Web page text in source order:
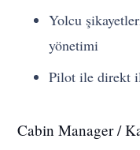
Yolcu
yönetimi
Pilot ile direkt
Cabin Manager /